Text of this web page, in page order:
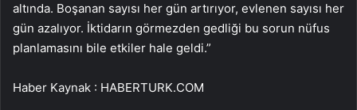
altında. Boşanan sayısı her gün artırıyor, evlenen sayısı her
gün azalıyor. İktidarın görmezden gedliği bu sorun nüfus
planlamasını bile etkiler hale geldi.”
Haber Kaynak : HABERTURK.COM